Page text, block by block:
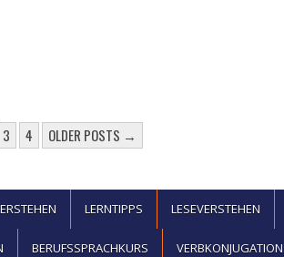
3 4 OLDER POSTS →
LERNTIPPS LESEVERSTEHEN
BERUFSSPRACHKURS VERBKONJUGATION